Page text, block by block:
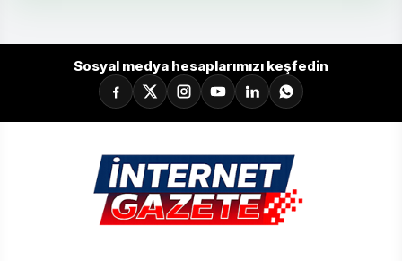
Sosyal medya hesaplarımızı keşfedin